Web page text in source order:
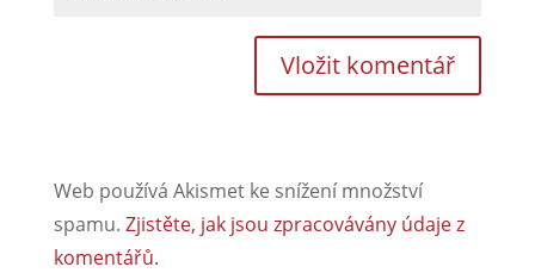
Web používá Akismet ke snížení množství
spamu. Zjistěte, jak jsou zpracovávány údaje z
komentářů.